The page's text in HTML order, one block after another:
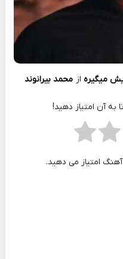
میگیره از محمد بیرانوند
به آن امتیاز دهید!
امتیاز می دهید.